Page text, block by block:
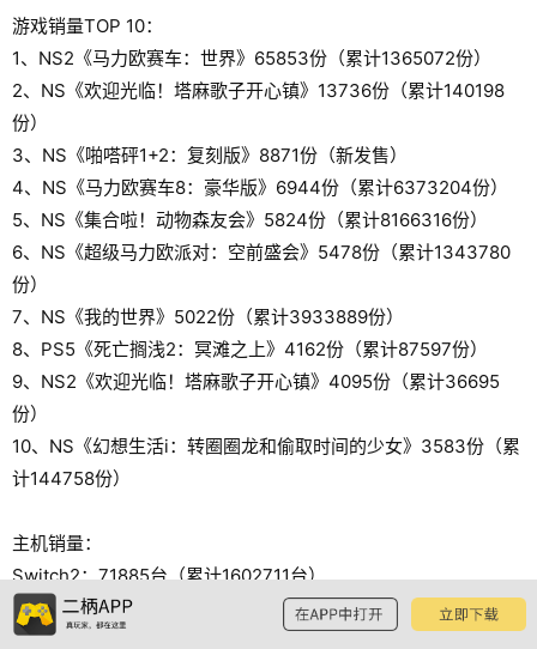
游戏销量TOP 10：
1、NS2《马力欧赛车：世界》65853份（累计1365072份）
2、NS《欢迎光临！塔麻歌子开心镇》13736份（累计140198
份）
3、NS《啪嗒砰1+2：复刻版》8871份（新发售）
4、NS《马力欧赛车8：豪华版》6944份（累计6373204份）
5、NS《集合啦！动物森友会》5824份（累计8166316份）
6、NS《超级马力欧派对：空前盛会》5478份（累计1343780
份）
7、NS《我的世界》5022份（累计3933889份）
8、PS5《死亡搁浅2：冥滩之上》4162份（累计87597份）
9、NS2《欢迎光临！塔麻歌子开心镇》4095份（累计36695
份）
10、NS《幻想生活i：转圈圈龙和偷取时间的少女》3583份（累
计144758份）
主机销量：
Switch2：71885台（累计1602711台）
Switch：2417台（累计20122966台）
Switch Lite：4828台（累计6609511台）